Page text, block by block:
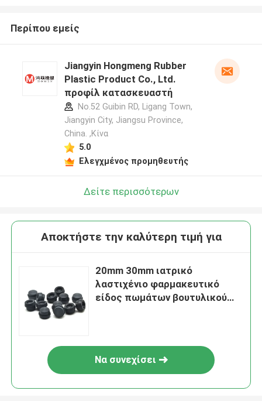
Περίπου εμείς
Jiangyin Hongmeng Rubber
Plastic Product Co., Ltd.
προφίλ κατασκευαστή
No.52 Guibin RD, Ligang Town,
Jiangyin City, Jiangsu Province,
China. ,Κίνα
5.0
Ελεγχμένος προμηθευτής
Δείτε περισσότερων
Αποκτήστε την καλύτερη τιμή για
20mm 30mm ιατρικό
λαστιχένιο φαρμακευτικό
είδος πωμάτων βουτυλικού
Να συνεχίσει